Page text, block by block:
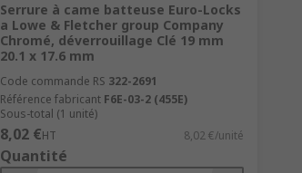
Serrure à came batteuse Euro-Locks
a Lowe & Fletcher group Company
Chromé, déverrouillage Clé 19 mm
20.1 x 17.6 mm
Code commande RS 322-2691
Référence fabricant F6E-03-2 (455E)
Sous-total (1 unité)
8,02 €HT 8,02 €/unité
Quantité